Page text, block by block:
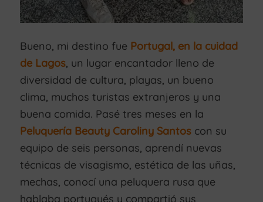
Bueno, mi destino fue Portugal, en la cuidad
de Lagos, un lugar encantador lleno de
diversidad de cultura, playas, un bueno
clima, muchos turistas extranjeros y una
buena comida. Pasé tres meses en la
Peluquería Beauty Caroliny Santoscon su
equipo de seis personas, aprendí nuevas
técnicas de visagismo, estética de las uñas,
mechas, conocí una peluquera rusa que
hablaba portugués y compartió sus